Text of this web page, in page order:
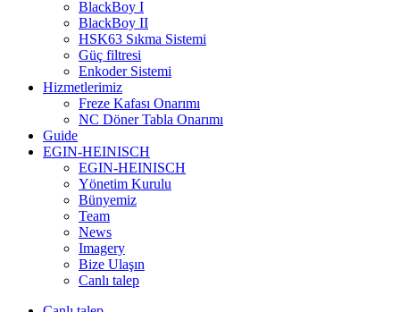
BlackBoy I
BlackBoy II
HSK63 Sıkma Sistemi
Güç filtresi
Enkoder Sistemi
Hizmetlerimiz
Freze Kafası Onarımı
NC Döner Tabla Onarımı
Guide
EGIN-HEINISCH
EGIN-HEINISCH
Yönetim Kurulu
Bünyemiz
Team
News
Imagery
Bize Ulaşın
Canlı talep